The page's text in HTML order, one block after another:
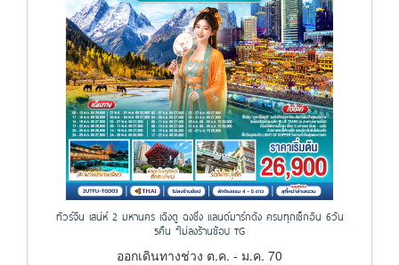
ทัวร์จีน เสน่ห์ 2 มหานคร เฉิงตู ฉงชิ่ง แลนด์มาร์กดัง ครบทุกเช็กอิน 6วัน
5คืน *ไม่ลงร้านช้อป TG
ออกเดินทางช่วง ต.ค. - ม.ค. 70